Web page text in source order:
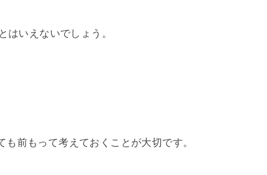
いえないでしょう。
前もって考えておくことが大切です。